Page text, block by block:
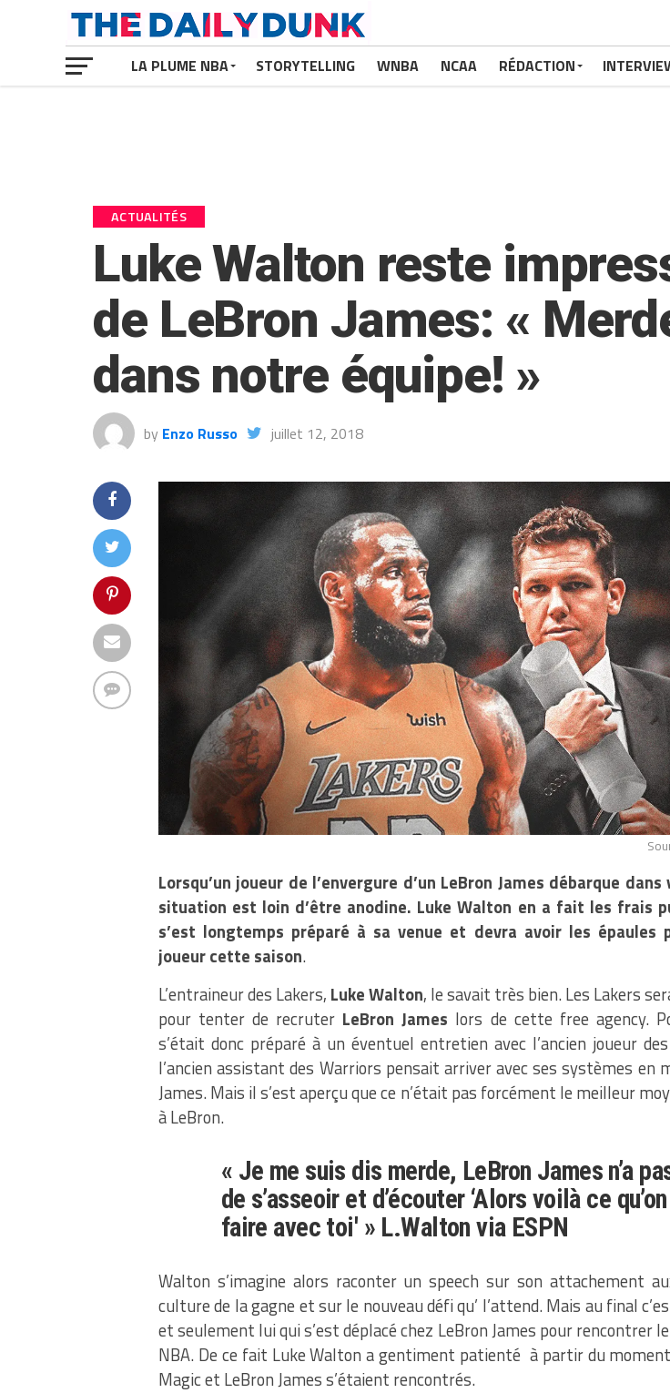
LA PLUME NBA STORYTELLING WNBA NCAA RÉDACTION
ACTUALITÉS
Luke Walton reste
de LeBron James: «
dans notre équipe! »
by Enzo Russo juillet 12, 2018
Lorsqu’un joueur de l’envergure d’un LeBron James débarque
situation est loin d’être anodine. Luke Walton en a fait les frais
s’est longtemps préparé à sa venue et devra avoir les épaules
joueur cette saison.
L’entraineur des Lakers, Luke Walton, le savait très bien. Les Lakers
pour tenter de recruter LeBron James lors de cette free agency.
s’était donc préparé à un éventuel entretien avec l’ancien joueur
l’ancien assistant des Warriors pensait arriver avec ses systèmes en
James. Mais il s’est aperçu que ce n’était pas forcément le meilleur
à LeBron.
« Je me suis dis merde, LeBron James n’a
de s’asseoir et d’écouter ‘Alors voilà ce
faire avec toi' » L.Walton via ESPN
Walton s’imagine alors raconter un speech sur son attachement
culture de la gagne et sur le nouveau défi qu’ l’attend. Mais au final
et seulement lui qui s’est déplacé chez LeBron James pour rencontrer
NBA. De ce fait Luke Walton a gentiment patienté à partir du
Magic et LeBron James s’étaient rencontrés.